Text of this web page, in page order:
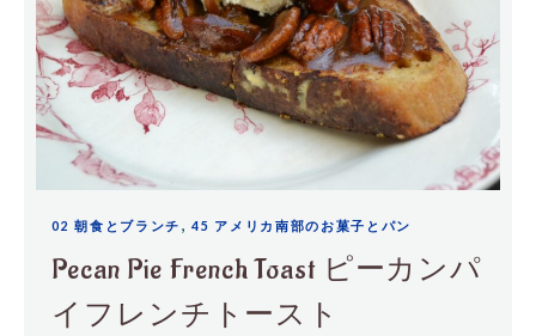
02 朝食とブランチ , 45 アメリカ南部のお菓子とパン
Pecan Pie French Toast ピーカンパ
イフレンチトースト